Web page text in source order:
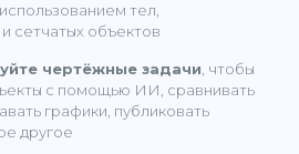
тел,
сетчатых объектов
чертёжные задачи, чтобы
с помощью ИИ, сравнивать
графики, публиковать
другое